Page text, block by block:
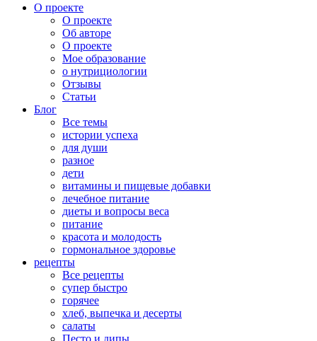
О проекте
О проекте
Об авторе
О проекте
Мое образование
о нутрициологии
Отзывы
Статьи
Блог
Все темы
истории успеха
для души
разное
дети
витамины и пищевые добавки
лечебное питание
диеты и вопросы веса
питание
красота и молодость
гормональное здоровье
рецепты
Все рецепты
супер быстро
горячее
хлеб, выпечка и десерты
салаты
Песто и дипы